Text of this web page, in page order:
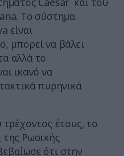
Το σύστημα
είναι
μπορεί να βάλει
αλλά το
ικανό να
πυρηνικά
τρέχοντος έτους, το
Ρωσικής
ότι στην